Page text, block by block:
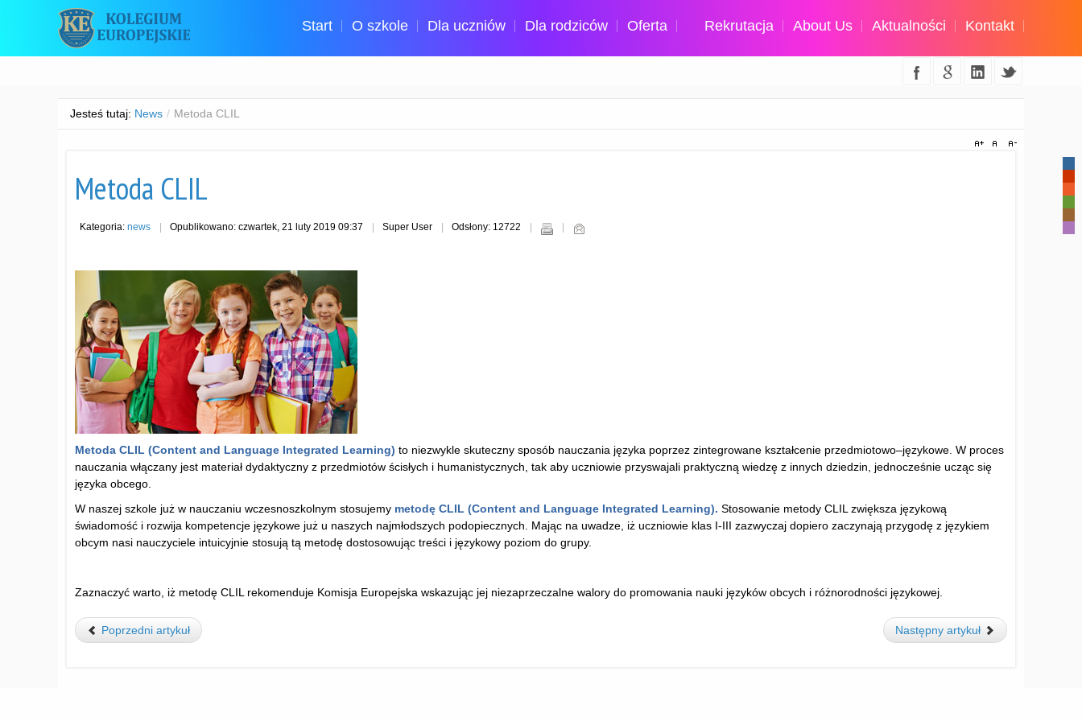
Start O szkole Dla uczniów Dla rodziców Oferta Rekrutacja About Us Aktualności Kontakt
Jesteś tutaj: News / Metoda CLIL
Metoda CLIL
Kategoria: news Opublikowano: czwartek, 21 luty 2019 09:37 Super User Odsłony: 12722
Metoda CLIL (Content and Language Integrated Learning) to niezwykle skuteczny sposób nauczania języka poprzez zintegrowane kształcenie przedmiotowo–językowe. W proces
nauczania włączany jest materiał dydaktyczny z przedmiotów ścisłych i humanistycznych, tak aby uczniowie przyswajali praktyczną wiedzę z innych dziedzin, jednocześnie ucząc się
języka obcego.
W naszej szkole już w nauczaniu wczesnoszkolnym stosujemy metodę CLIL (Content and Language Integrated Learning). Stosowanie metody CLIL zwiększa językową
świadomość i rozwija kompetencje językowe już u naszych najmłodszych podopiecznych. Mając na uwadze, iż uczniowie klas I-III zazwyczaj dopiero zaczynają przygodę z językiem
obcym nasi nauczyciele intuicyjnie stosują tą metodę dostosowując treści i językowy poziom do grupy.
Zaznaczyć warto, iż metodę CLIL rekomenduje Komisja Europejska wskazując jej niezaprzeczalne walory do promowania nauki języków obcych i różnorodności językowej.
Poprzedni artykuł Następny artykuł